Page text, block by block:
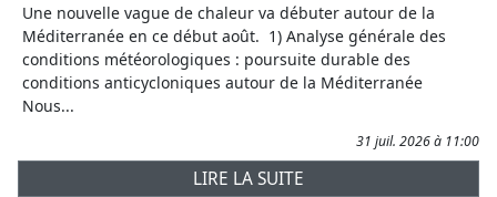
Une nouvelle vague de chaleur va débuter autour de la
Méditerranée en ce début août. 1) Analyse générale des
conditions météorologiques : poursuite durable des
conditions anticycloniques autour de la Méditerranée
Nous...
31 juil. 2026 à 11:00
LIRE LA SUITE